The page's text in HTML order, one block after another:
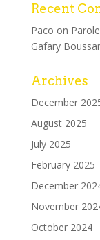
Recent
Paco on
Gafary
Archives
December
August 2025
July 2025
February 2025
December
November
October 2024